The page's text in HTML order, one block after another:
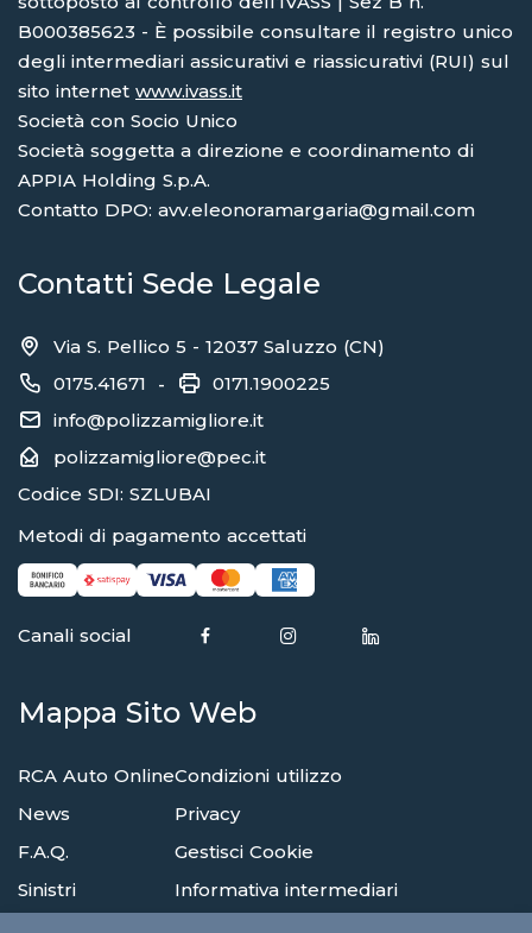
B000385623 - È possibile consultare il registro unico
degli intermediari assicurativi e riassicurativi (RUI) sul
sito internet www.ivass.it
Società con Socio Unico
Società soggetta a direzione e coordinamento di
APPIA Holding S.p.A.
Contatto DPO: avv.eleonoramargaria@gmail.com
Contatti Sede Legale
Via S. Pellico 5 - 12037 Saluzzo (CN)
0175.41671 -
0171.1900225
info@polizzamigliore.it
polizzamigliore@pec.it
Codice SDI: SZLUBAI
Metodi di pagamento accettati
Canali social
Mappa Sito Web
RCA Auto Online
News
F.A.Q.
Sinistri
Condizioni utilizzo
Privacy
Gestisci Cookie
Informativa intermediari